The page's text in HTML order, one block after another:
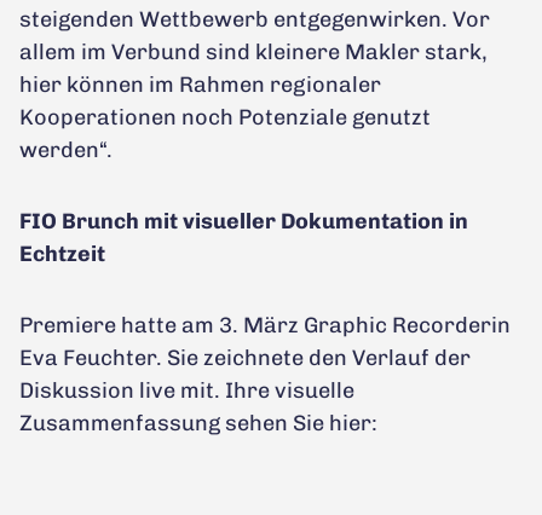
steigenden Wettbewerb entgegenwirken. Vor
allem im Verbund sind kleinere Makler stark,
hier können im Rahmen regionaler
Kooperationen noch Potenziale genutzt
werden“.
FIO Brunch mit visueller Dokumentation in
Echtzeit
Premiere hatte am 3. März Graphic Recorderin
Eva Feuchter. Sie zeichnete den Verlauf der
Diskussion live mit. Ihre visuelle
Zusammenfassung sehen Sie hier: